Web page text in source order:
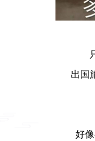
出国
好